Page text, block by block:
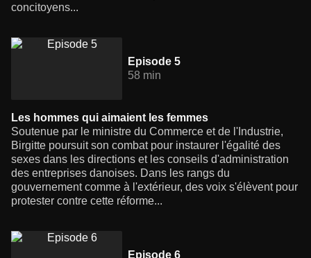
concitoyens...
Episode 5
58 min
Les hommes qui aimaient les femmes
Soutenue par le ministre du Commerce et de l'Industrie,
Birgitte poursuit son combat pour instaurer l'égalité des
sexes dans les directions et les conseils d'administration
des entreprises danoises. Dans les rangs du
gouvernement comme à l'extérieur, des voix s'élèvent pour
protester contre cette réforme...
Episode 6